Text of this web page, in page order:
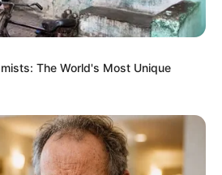
The World's Most Unique